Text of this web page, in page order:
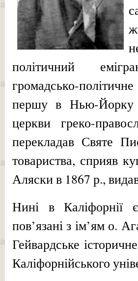
політичний
громадсько-
першу в Нью-Йорку
церкви греко-
перекладав Святе
товариства, сприяв
Аляски в 1867 р.,
Нині в Каліфорнії
пов’язані з ім’ям о.
Гейвардське
Каліфорнійського